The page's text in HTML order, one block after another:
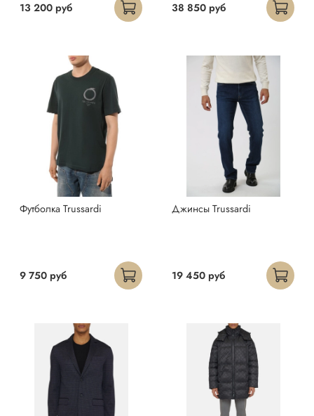
13 200 руб 38 850 руб
Футболка Trussardi
9 750 руб
Джинсы Trussardi
19 450 руб